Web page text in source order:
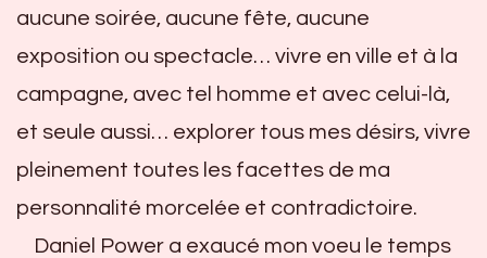
aucune soirée, aucune fête, aucune
exposition ou spectacle… vivre en ville et à la
campagne, avec tel homme et avec celui-là,
et seule aussi… explorer tous mes désirs, vivre
pleinement toutes les facettes de ma
personnalité morcelée et contradictoire.
Daniel Power a exaucé mon voeu le temps